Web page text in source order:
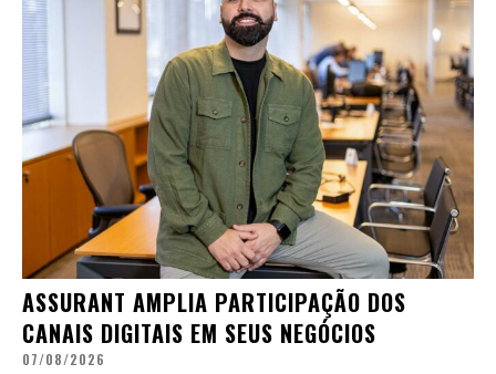
ASSURANT AMPLIA PARTICIPAÇÃO DOS
CANAIS DIGITAIS EM SEUS NEGÓCIOS
07/08/2026